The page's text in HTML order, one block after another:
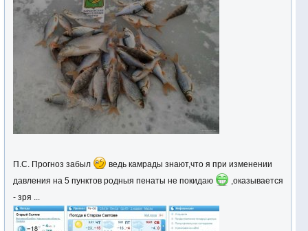
П.С. Прогноз забыл
ведь камрады знают,что я при изменении
давления на 5 пунктов родныя пенаты не покидаю
,оказывается
- зря ...